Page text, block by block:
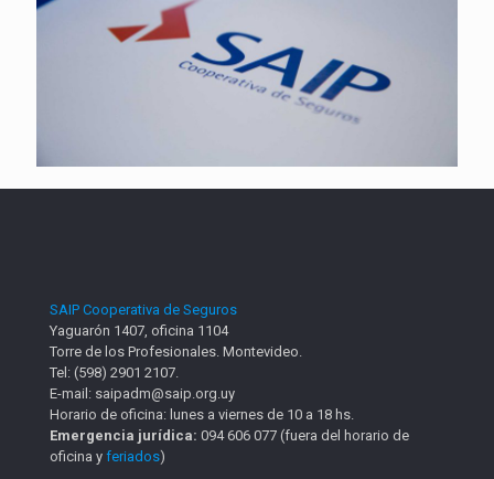
SAIP Cooperativa de Seguros
Yaguarón 1407, oficina 1104
Torre de los Profesionales. Montevideo.
Tel: (598) 2901 2107.
E-mail: saipadm@saip.org.uy
Horario de oficina: lunes a viernes de 10 a 18 hs.
Emergencia jurídica: 094 606 077 (fuera del horario de
oficina y feriados)